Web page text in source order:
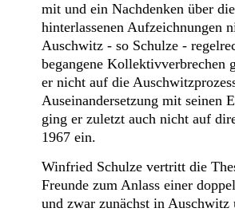
mit und ein Nachdenken über
hinterlassenen Aufzeichnungen
Auschwitz - so Schulze -
begangene Kollektivverbrechen
er nicht auf die
Auseinandersetzung mit seinen
ging er zuletzt auch nicht auf
1967 ein.
Winfried Schulze vertritt die
Freunde zum Anlass einer
und zwar zunächst in